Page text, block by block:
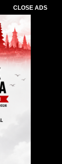
CLOSE ADS